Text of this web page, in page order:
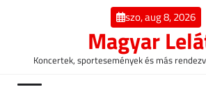
szo, aug 8, 2026
Magyar
Koncertek, sportesemények és más